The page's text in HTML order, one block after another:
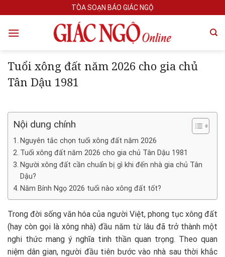
to
content
TÒA SOẠN BÁO GIÁC NGỘ
Tuổi xông đất năm 2026 cho gia chủ
Tân Dậu 1981
Nội dung chính
Nguyên tắc chọn tuổi xông đất năm 2026
Tuổi xông đất năm 2026 cho gia chủ Tân Dậu 1981
Người xông đất cần chuẩn bị gì khi đến nhà gia chủ Tân
Dậu?
Năm Bính Ngọ 2026 tuổi nào xông đất tốt?
Trong đời sống văn hóa của người Việt, phong tục xông đất
(hay còn gọi là xông nhà) đầu năm từ lâu đã trở thành một
nghi thức mang ý nghĩa tinh thần quan trọng. Theo quan
niệm dân gian, người đầu tiên bước vào nhà sau thời khắc